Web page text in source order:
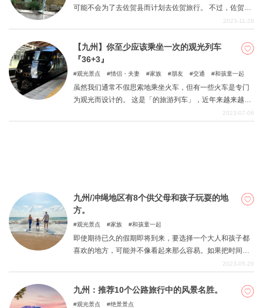
关於DEEPLOG
隐私政策
网站营运公司
可能不会为了去佐贺县而计划去佐贺旅行。 不过，佐贺县
也有很多吸引人的旅游景点，包括以陶器闻名的唐津、伊
受日本三大美肤浴之一的嬉野！ 每年秋天，这里都会举办
亚洲最大的热气球节之一，天空中五彩缤纷的热气球蔚为
壮观。 本文将介绍佐贺的一些必游景点。 通过本文，您可
2023-11-28
【九州】你至少应该乘坐一次的观光列车
『36+3』
观光景点 情侣・夫妻 家族 朋友 交通 和孩童一起
虽然我们通常不假思索地乘坐火车，但有一些火车是专门
为观光而设计的。 这是「的旅游列车」，近年来越来越受
欢迎，不仅可以在「，还可以享受乘坐」。 在日本有各种
特色的内饰，让乘客可以尽情享受沿途的气候和车窗外的
风景。观光列车的旅程不仅是一种方便的交通工具，而且
还使乘坐本身成为一件令人难忘的事情。享受一次充满刺
激和故事的九州之旅吧。
2023-07-06
九州/冲绳地区有8个供父母和孩子玩耍的地
方。
观光景点 家族 和孩童一起
即使期待已久的假期即将到来，要选择一个大人和孩子都
喜欢的地方，可能并不像看起来那么容易。如果把时间浪
费在担心去哪里的问题上，那就真的是浪费时间了。在这
全家人都能享受的景点。请您自己看一看。
2023-05-26
九州：推荐10个公路旅行中的风景名胜。
观光景点 绝景景点